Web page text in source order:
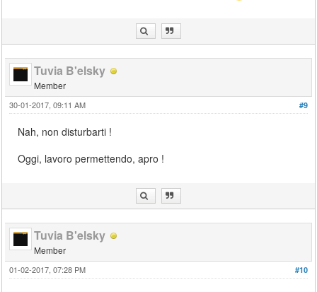
Tuvia B'elsky
Member
#9
30-01-2017, 09:11 AM
Nah, non disturbarti !
Oggi, lavoro permettendo, apro !
Tuvia B'elsky
Member
#10
01-02-2017, 07:28 PM